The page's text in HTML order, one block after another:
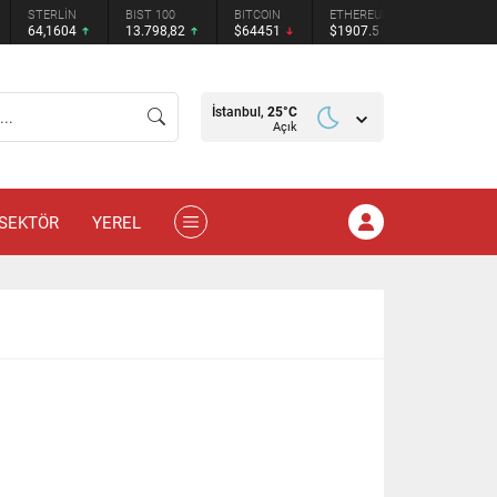
STERLİN
64,1604
BIST 100
13.798,82
BITCOIN
$64451
ETHEREUM
$1907.5
İstanbul, 25°C
Açık
YEREL